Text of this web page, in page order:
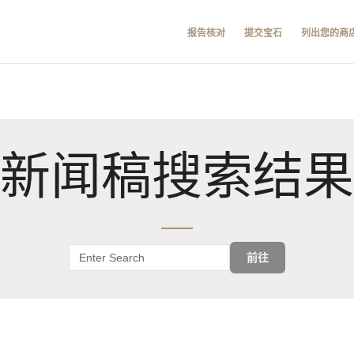
报告核对 提交宝石 列出您的商
新闻稿搜索结果
前往